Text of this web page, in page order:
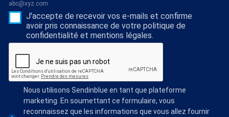
abc@xyz.com
J'accepte de recevoir vos e-mails et confirme
avoir pris connaissance de votre politique de
confidentialité et mentions légales.
Nous utilisons Sendinblue en tant que plateforme
marketing. En soumettant ce formulaire, vous
reconnaissez que les informations que vous allez fournir